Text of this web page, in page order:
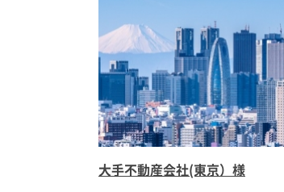
大手不動産会社(東京）様